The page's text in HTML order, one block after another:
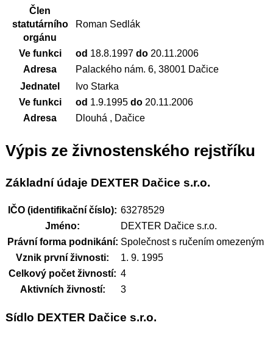
Člen
statutárního
orgánu
Roman Sedlák
Ve funkci od 18.8.1997 do20.11.2006
Adresa
Palackého nám. 6, 38001 Dačice
Jednatel
Ivo Starka
Ve funkci
od 1.9.1995 do20.11.2006
Adresa
Dlouhá , Dačice
Výpis ze živnostenského rejstříku
Základní údaje DEXTER Dačice s.r.o.
IČO (identifikační číslo): 63278529
Jméno:
DEXTER Dačice s.r.o.
Právní forma podnikání: Společnost s ručením omezeným
Vznik první živnosti:
1. 9. 1995
Celkový počet živností: 4
Aktivních živností:
3
Sídlo DEXTER Dačice s.r.o.